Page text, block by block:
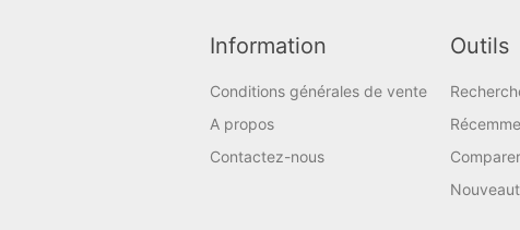
Information
Conditions générales de vente
A propos
Contactez-nous
Outils